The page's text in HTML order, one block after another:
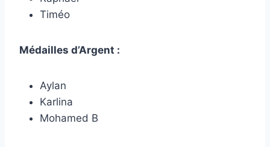
Timéo
Médailles d’Argent :
Aylan
Karlina
Mohamed B